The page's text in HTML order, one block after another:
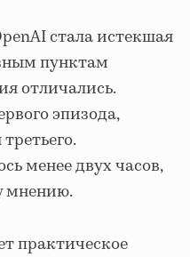
стала истекшая
пунктам
отличались.
эпизода,
менее двух часов,
мнению.
практическое